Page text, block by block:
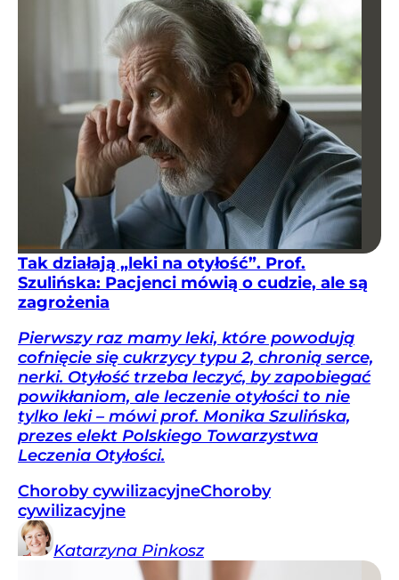
Tak działają „leki na otyłość”. Prof.
Szulińska: Pacjenci mówią o cudzie, ale są
zagrożenia
Pierwszy raz mamy leki, które powodują
cofnięcie się cukrzycy typu 2, chronią serce,
nerki. Otyłość trzeba leczyć, by zapobiegać
powikłaniom, ale leczenie otyłości to nie
tylko leki – mówi prof. Monika Szulińska,
prezes elekt Polskiego Towarzystwa
Leczenia Otyłości.
Choroby cywilizacyjneChoroby
cywilizacyjne
Katarzyna Pinkosz